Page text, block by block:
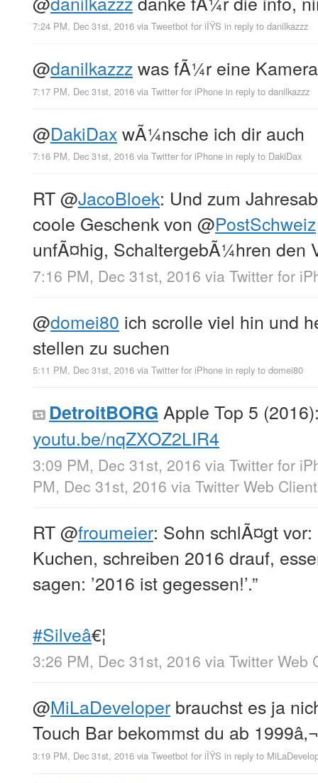
7:24 PM, Dec 31st, 2016 via Tweetbot for iÎŸS in reply to danilkazzz
@danilkazzzwas fÃ¼r eine
7:17 PM, Dec 31st, 2016 via Twitter for iPhone in reply to danilkazzz
@DakiDaxwÃ¼nsche ich dir auch
7:16 PM, Dec 31st, 2016 via Twitter for iPhone in reply to DakiDax
RT@JacoBloek: Und zum
coole Geschenk von @PostSchweiz
unfÃ¤hig, SchaltergebÃ¼hren den
7:16 PM, Dec 31st, 2016 via Twitter for
@domei80 ich scrolle viel hin und
stellen zu suchen
5:11 PM, Dec 31st, 2016 via Twitter for iPhone in reply to domei80
DetroitBORG Apple Top 5
youtu.be/nqZXOZ2LIR4
3:09 PM, Dec 31st, 2016 via Twitter for
PM, Dec 31st, 2016 via Twitter Web Client
RT@froumeier: Sohn schlÃ¤gt
Kuchen, schreiben 2016 drauf,
sagen: ’2016 ist gegessen!’.”
#Silveâ€¦
3:26 PM, Dec 31st, 2016 via Twitter Web
@MiLaDeveloper brauchst es ja
Touch Bar bekommst du ab 1999â‚¬
3:19 PM, Dec 31st, 2016 via Tweetbot for iÎŸS in reply to